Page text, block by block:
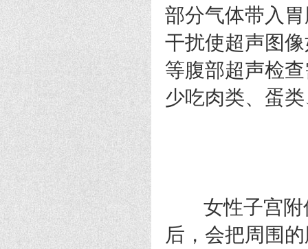
部分气体带入
干扰使超声图
等腹部超声检
少吃肉类、蛋
女性子宫附
后，会把周围